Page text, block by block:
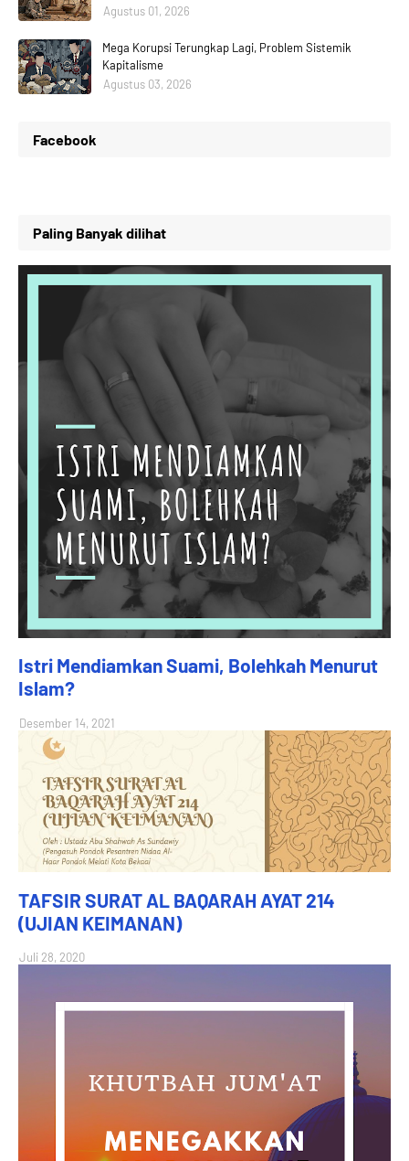
Agustus 01, 2026
Mega Korupsi Terungkap Lagi, Problem Sistemik
Kapitalisme
Agustus 03, 2026
Facebook
Paling Banyak dilihat
Istri Mendiamkan Suami, Bolehkah Menurut
Islam?
Desember 14, 2021
TAFSIR SURAT AL BAQARAH AYAT 214
(UJIAN KEIMANAN)
Juli 28, 2020